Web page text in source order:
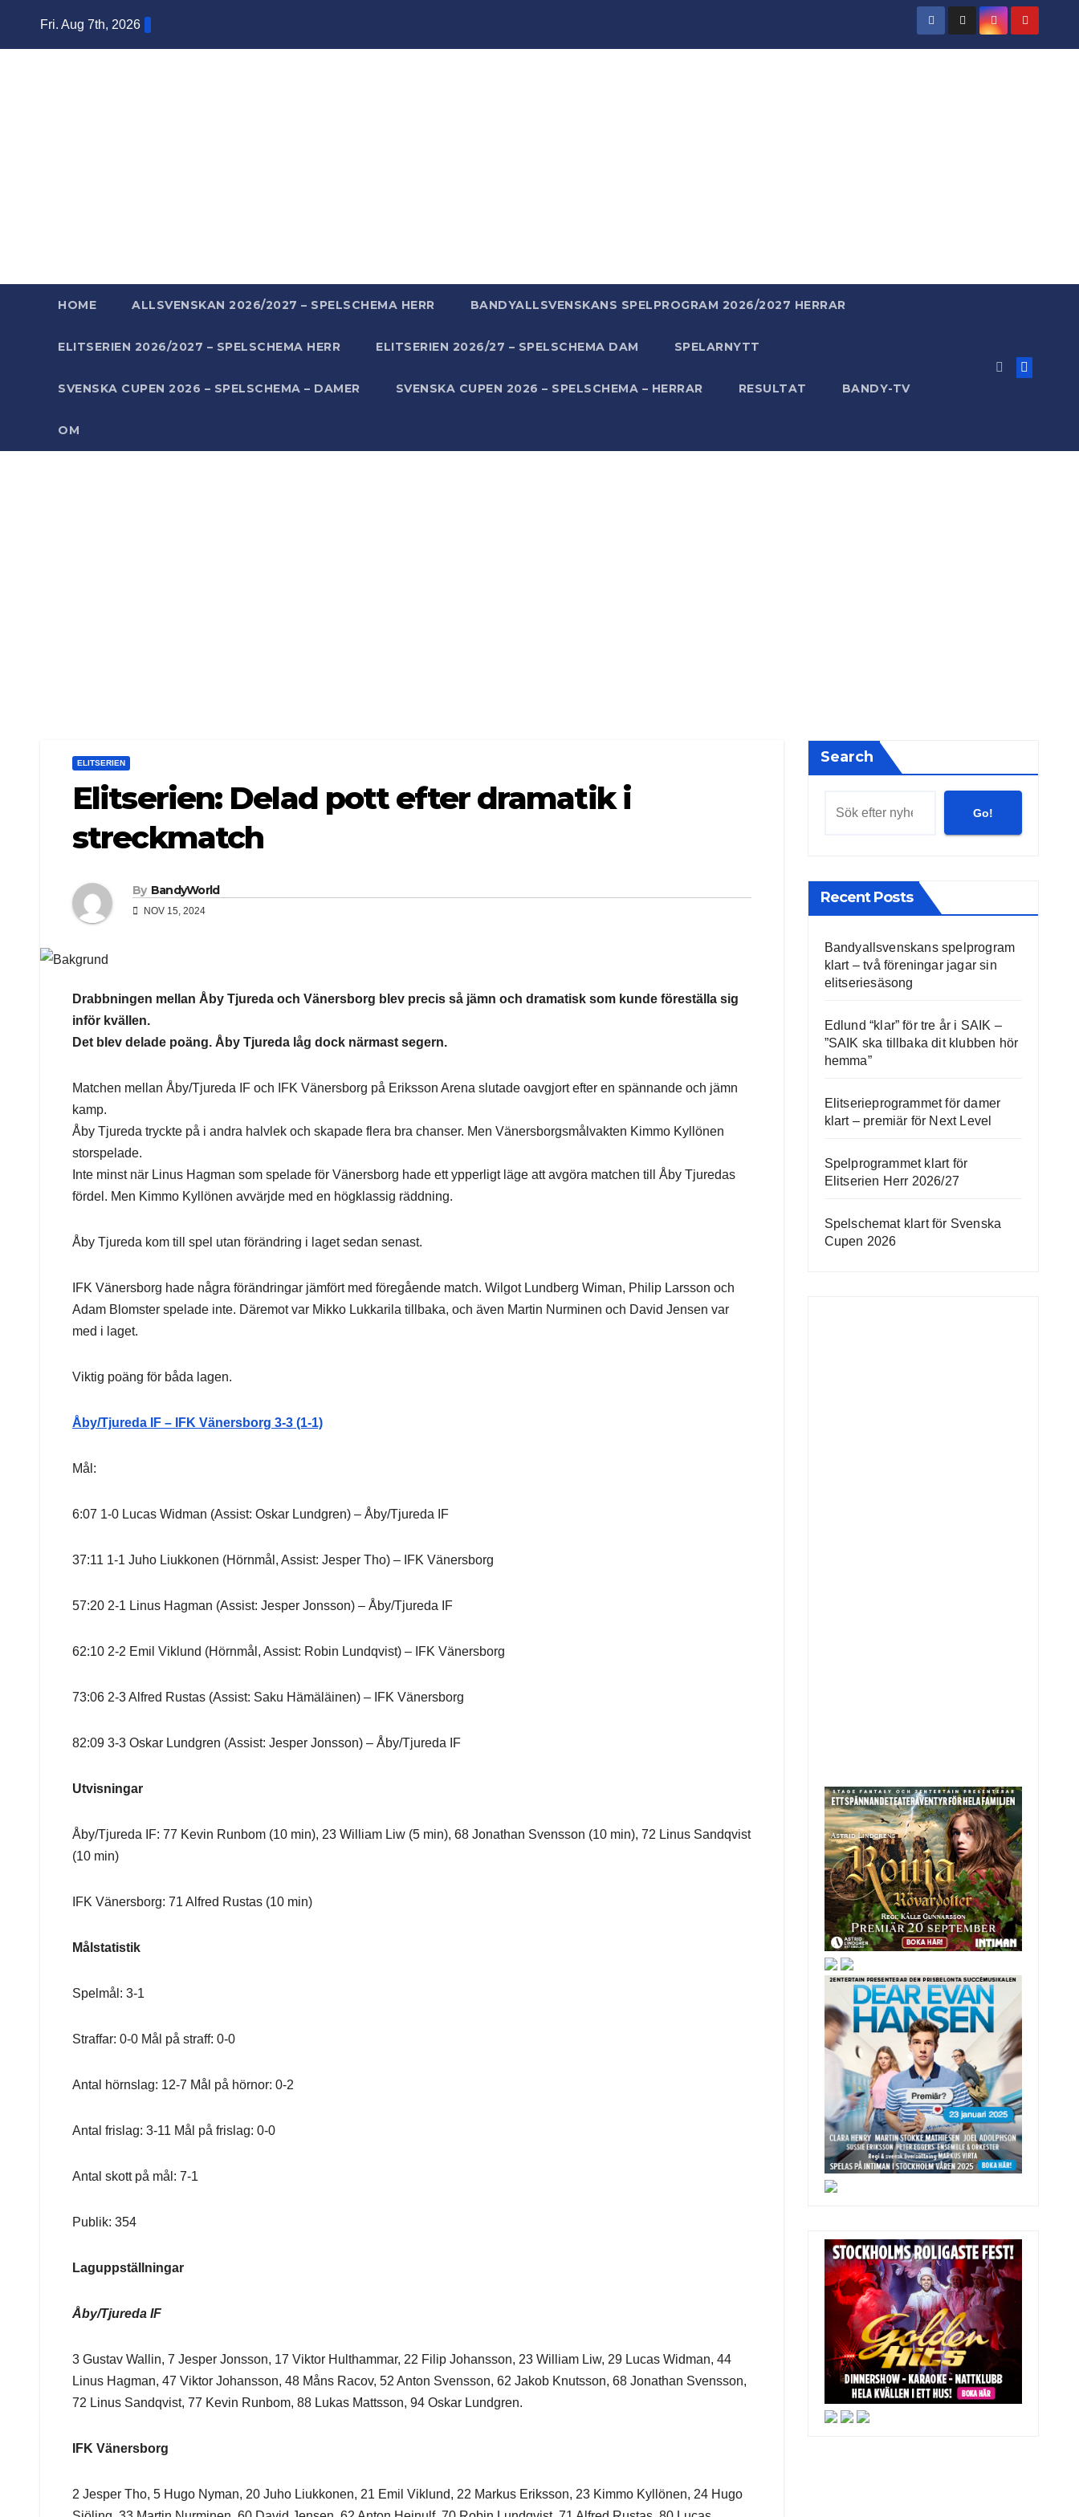
Fri. Aug 7th, 2026
HOME ALLSVENSKAN 2026/2027 – SPELSCHEMA HERR BANDYALLSVENSKANS SPELPROGRAM 2026/2027 HERRAR
ELITSERIEN 2026/2027 – SPELSCHEMA HERR ELITSERIEN 2026/27 – SPELSCHEMA DAM SPELARNYTT
SVENSKA CUPEN 2026 – SPELSCHEMA – DAMER SVENSKA CUPEN 2026 – SPELSCHEMA – HERRAR RESULTAT BANDY-TV
OM
ELITSERIEN
Elitserien: Delad pott efter dramatik i
streckmatch
By BandyWorld
NOV 15, 2024
Drabbningen mellan Åby Tjureda och Vänersborg blev precis så jämn och dramatisk som kunde föreställa sig
inför kvällen.
Det blev delade poäng. Åby Tjureda låg dock närmast segern.
Matchen mellan Åby/Tjureda IF och IFK Vänersborg på Eriksson Arena slutade oavgjort efter en spännande och jämn
kamp.
Åby Tjureda tryckte på i andra halvlek och skapade flera bra chanser. Men Vänersborgsmålvakten Kimmo Kyllönen
storspelade.
Inte minst när Linus Hagman som spelade för Vänersborg hade ett ypperligt läge att avgöra matchen till Åby Tjuredas
fördel. Men Kimmo Kyllönen avvärjde med en högklassig räddning.
Åby Tjureda kom till spel utan förändring i laget sedan senast.
IFK Vänersborg hade några förändringar jämfört med föregående match. Wilgot Lundberg Wiman, Philip Larsson och
Adam Blomster spelade inte. Däremot var Mikko Lukkarila tillbaka, och även Martin Nurminen och David Jensen var
med i laget.
Viktig poäng för båda lagen.
Åby/Tjureda IF – IFK Vänersborg 3-3 (1-1)
Mål:
6:07 1-0 Lucas Widman (Assist: Oskar Lundgren) – Åby/Tjureda IF
37:11 1-1 Juho Liukkonen (Hörnmål, Assist: Jesper Tho) – IFK Vänersborg
57:20 2-1 Linus Hagman (Assist: Jesper Jonsson) – Åby/Tjureda IF
62:10 2-2 Emil Viklund (Hörnmål, Assist: Robin Lundqvist) – IFK Vänersborg
73:06 2-3 Alfred Rustas (Assist: Saku Hämäläinen) – IFK Vänersborg
82:09 3-3 Oskar Lundgren (Assist: Jesper Jonsson) – Åby/Tjureda IF
Utvisningar
Åby/Tjureda IF: 77 Kevin Runbom (10 min), 23 William Liw (5 min), 68 Jonathan Svensson (10 min), 72 Linus Sandqvist
(10 min)
IFK Vänersborg: 71 Alfred Rustas (10 min)
Målstatistik
Spelmål: 3-1
Straffar: 0-0 Mål på straff: 0-0
Antal hörnslag: 12-7 Mål på hörnor: 0-2
Antal frislag: 3-11 Mål på frislag: 0-0
Antal skott på mål: 7-1
Publik: 354
Laguppställningar
Åby/Tjureda IF
3 Gustav Wallin, 7 Jesper Jonsson, 17 Viktor Hulthammar, 22 Filip Johansson, 23 William Liw, 29 Lucas Widman, 44
Linus Hagman, 47 Viktor Johansson, 48 Måns Racov, 52 Anton Svensson, 62 Jakob Knutsson, 68 Jonathan Svensson,
72 Linus Sandqvist, 77 Kevin Runbom, 88 Lukas Mattsson, 94 Oskar Lundgren.
IFK Vänersborg
2 Jesper Tho, 5 Hugo Nyman, 20 Juho Liukkonen, 21 Emil Viklund, 22 Markus Eriksson, 23 Kimmo Kyllönen, 24 Hugo
Search
Go!
Recent Posts
Bandyallsvenskans spelprogram
klart – två föreningar jagar sin
elitseriesäsong
Edlund “klar” för tre år i SAIK –
”SAIK ska tillbaka dit klubben hör
hemma”
Elitserieprogrammet för damer
klart – premiär för Next Level
Spelprogrammet klart för
Elitserien Herr 2026/27
Spelschemat klart för Svenska
Cupen 2026